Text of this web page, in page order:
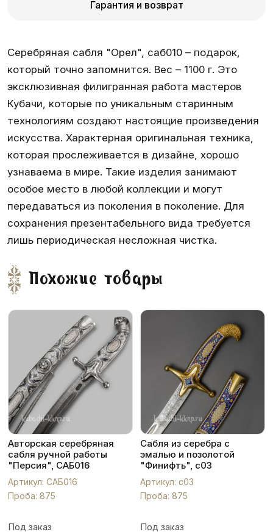
Гарантия и возврат
Серебряная сабля "Орел", саб010 – подарок,
который точно запомнится. Вес – 1100 г. Это
эксклюзивная филигранная работа мастеров
Кубачи, которые по уникальным старинным
технологиям создают настоящие произведения
искусства. Характерная оригинальная техника,
которая прослеживается в дизайне, хорошо
узнаваема в мире. Такие изделия занимают
особое место в любой коллекции и могут
передаваться из поколения в поколение. Для
сохранения презентабельного вида требуется
лишь периодическая несложная чистка.
Похожие товары
Авторская серебряная
сабля ручной работы
"Персия", САБ016
Артикул: САБ016
Проба: 875
Под заказ
Сабля из серебра с
эмалью и позолотой
"Финифть", с03
Артикул: с03
Проба: 875
Под заказ